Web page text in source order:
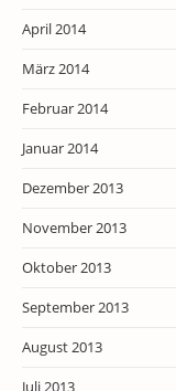
April 2014
März 2014
Februar 2014
Januar 2014
Dezember 2013
November 2013
Oktober 2013
September 2013
August 2013
Juli 2013